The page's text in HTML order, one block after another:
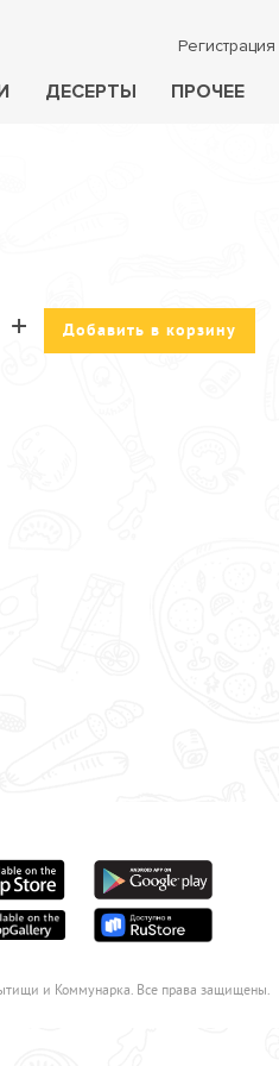
ДЕСЕРТЫ ПРОЧЕЕ
Регистрация
+ Добавить в корзину
и Коммунарка. Все права защищены.